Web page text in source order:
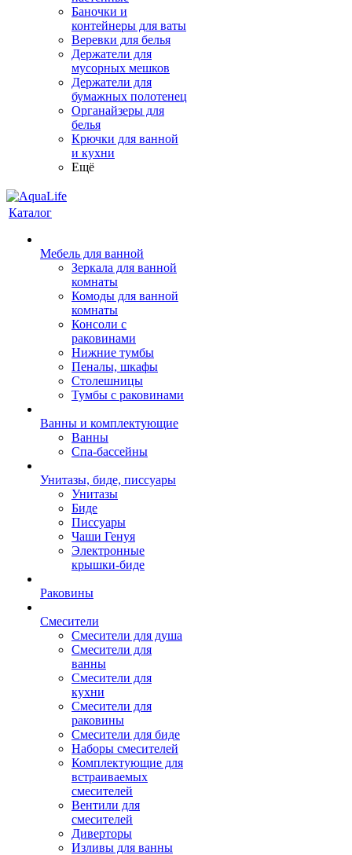
Баночки и
контейнеры для ваты
Веревки для белья
Держатели для
мусорных мешков
Держатели для
бумажных полотенец
Органайзеры для
белья
Крючки для ванной
и кухни
Ещё
Каталог
Мебель для ванной
Зеркала для ванной
комнаты
Комоды для ванной
комнаты
Консоли с
раковинами
Нижние тумбы
Пеналы, шкафы
Столешницы
Тумбы с раковинами
Ванны и комплектующие
Ванны
Спа-бассейны
Унитазы, биде, писсуары
Унитазы
Биде
Писсуары
Чаши Генуя
Электронные
крышки-биде
Раковины
Смесители
Смесители для душа
Смесители для
ванны
Смесители для
кухни
Смесители для
раковины
Смесители для биде
Наборы смесителей
Комплектующие для
встраиваемых
смесителей
Вентили для
смесителей
Диверторы
Изливы для ванны